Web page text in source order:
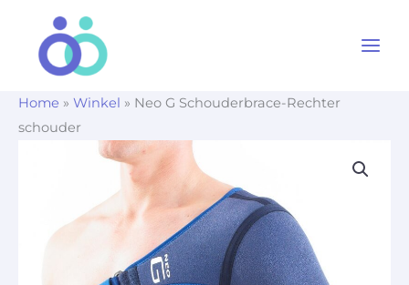
Home » Winkel » Neo G Schouderbrace-Rechter
schouder